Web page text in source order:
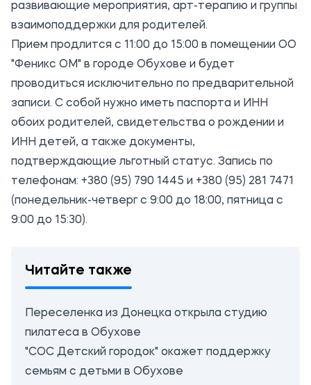
развивающие мероприятия, арт-терапию и группы
взаимоподдержки для родителей.
Прием продлится с 11:00 до 15:00 в помещении ОО
"Феникс ОМ" в городе Обухове и будет
проводиться исключительно по предварительной
записи. С собой нужно иметь паспорта и ИНН
обоих родителей, свидетельства о рождении и
ИНН детей, а также документы,
подтверждающие льготный статус. Запись по
телефонам: +380 (95) 790 1445 и +380 (95) 281 7471
(понедельник-четверг с 9:00 до 18:00, пятница с
9:00 до 15:30).
Читайте также
Переселенка из Донецка открыла студию
пилатеса в Обухове
"СОС Детский городок" окажет поддержку
семьям с детьми в Обухове